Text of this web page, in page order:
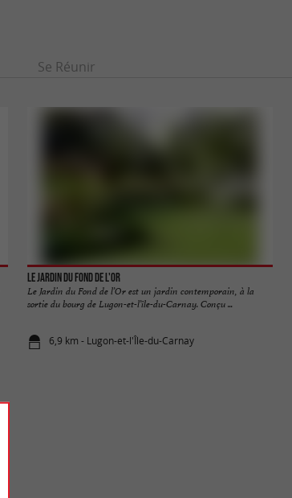
Se Réunir
Le Jardin du Fond de l'Or
Le Jardin du Fond de l’Or est un jardin contemporain, à la
sortie du bourg de Lugon-et-l’île-du-Carnay. Conçu ...
6,9 km - Lugon-et-l'Île-du-Carnay